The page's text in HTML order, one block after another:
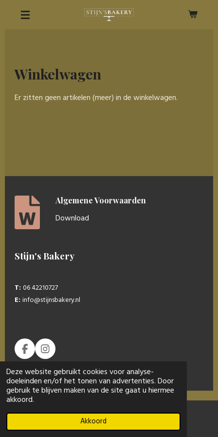
Deze website gebruikt cookies voor analyse-
doeleinden en/of het tonen van advertenties. Door
gebruik te blijven maken van de site gaat u hiermee
akkoord.
Akkoord
Winkelwagen
Er zitten geen artikelen (meer) in de winkelwagen.
Algemene Voorwaarden
Download
Stijn's Bakery
T: 06 42210727
E: info@stijnsbakery.nl
F
a
c
e
b
o
k
I
n
s
t
a
a
m